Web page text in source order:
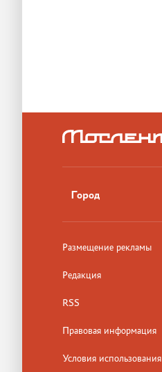
Город
Размещение рекламы
Редакция
RSS
Правовая информация
Условия использования